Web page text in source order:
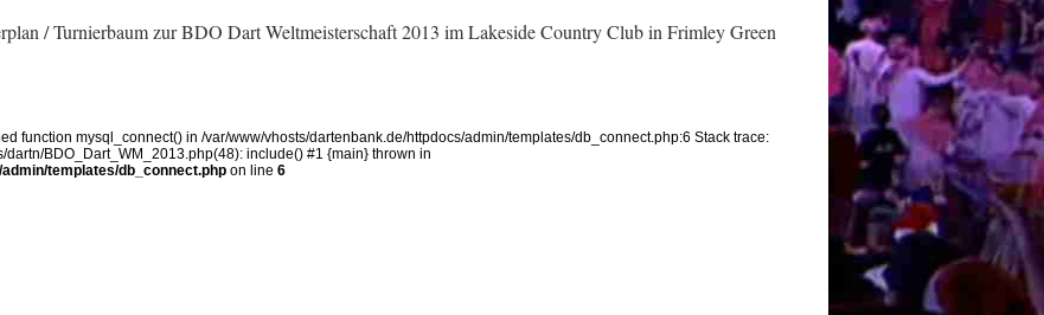
/ Turnierbaum zur BDO Dart Weltmeisterschaft 2013 im Lakeside Country Club in Frimley Green